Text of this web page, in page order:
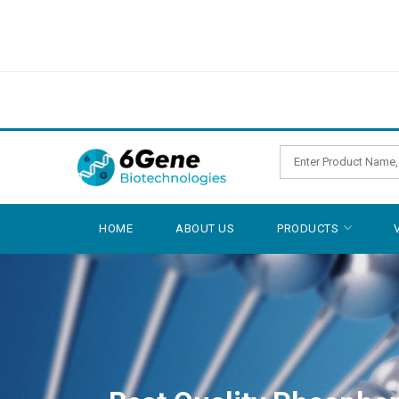
HOME ABOUT US PRODUCTS